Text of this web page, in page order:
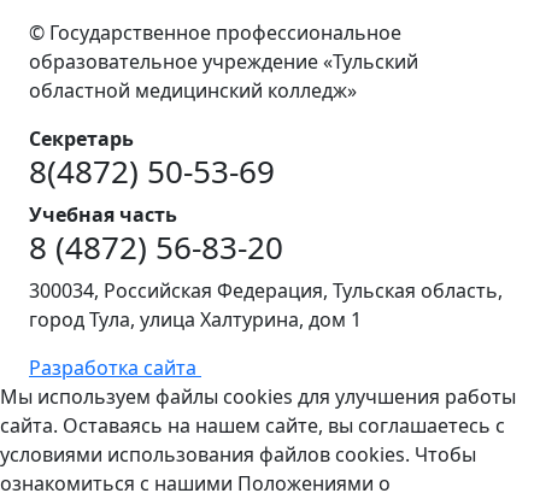
© Государственное профессиональное
образовательное учреждение «Тульский
областной медицинский колледж»
Секретарь
8(4872) 50-53-69
Учебная часть
8 (4872) 56-83-20
300034, Российская Федерация, Тульская область,
город Тула, улица Халтурина, дом 1
Разработка сайта
Мы используем файлы cookies для улучшения работы
сайта. Оставаясь на нашем сайте, вы соглашаетесь с
условиями использования файлов cookies. Чтобы
ознакомиться с нашими Положениями о